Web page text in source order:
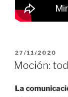
PUBLICADO
EL
27/11/2020
Moción:
La